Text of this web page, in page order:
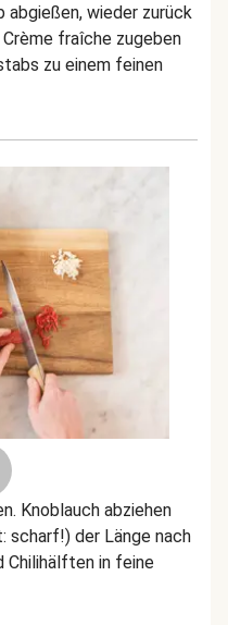
wieder zurück
fraîche zugeben
zu einem feinen
Knoblauch abziehen
scharf!) der Länge nach
Chilihälften in feine